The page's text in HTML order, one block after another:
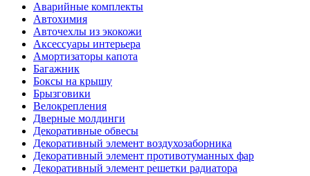
Аварийные комплекты
Автохимия
Авточехлы из экокожи
Аксессуары интерьера
Амортизаторы капота
Багажник
Боксы на крышу
Брызговики
Велокрепления
Дверные молдинги
Декоративные обвесы
Декоративный элемент воздухозаборника
Декоративный элемент противотуманных фар
Декоративный элемент решетки радиатора